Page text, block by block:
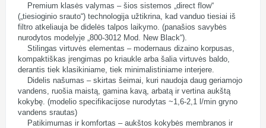
Premium klasės valymas – šios sistemos „direct flow“
(„tiesioginio srauto“) technologija užtikrina, kad vanduo tiesiai iš
filtro atkeliauja be didelės talpos laikymo. (panašios savybės
nurodytos modelyje „800-3012 Mod. New Black“).
Stilingas virtuvės elementas – modernaus dizaino korpusas,
kompaktiškas įrengimas po kriaukle arba šalia virtuvės baldo,
derantis tiek klasikiniame, tiek minimalistiniame interjere.
Didelis našumas – skirtas šeimai, kuri naudoja daug geriamojo
vandens, ruošia maistą, gamina kavą, arbatą ir vertina aukštą
kokybę. (modelio specifikacijose nurodytas ~1,6-2,1 l/min gryno
vandens srautas)
Patikimumas ir komfortas – aukštos kokybės membranos ir